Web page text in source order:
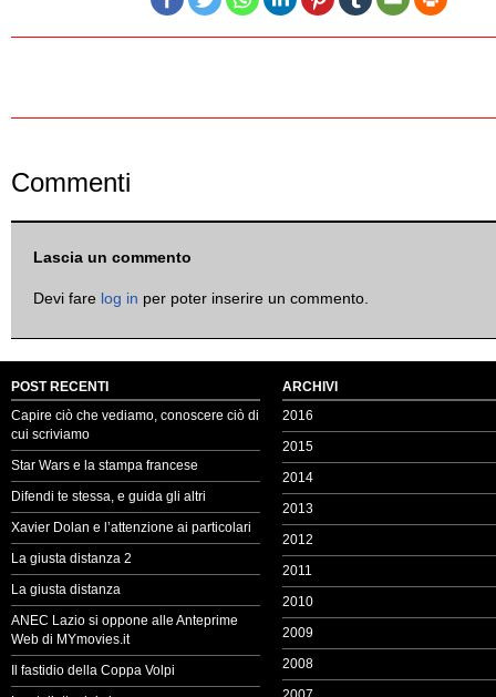
Commenti
Lascia un commento
Devi fare log in per poter inserire un commento.
POST RECENTI
Capire ciò che vediamo, conoscere ciò di
cui scriviamo
Star Wars e la stampa francese
Difendi te stessa, e guida gli altri
Xavier Dolan e l’attenzione ai particolari
La giusta distanza 2
La giusta distanza
ANEC Lazio si oppone alle Anteprime
Web di MYmovies.it
Il fastidio della Coppa Volpi
ARCHIVI
2016
2015
2014
2013
2012
2011
2010
2009
2008